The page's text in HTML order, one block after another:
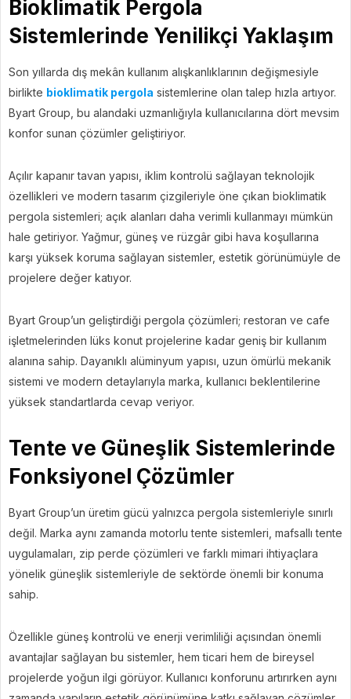
Bioklimatik Pergola
Sistemlerinde Yenilikçi Yaklaşım
Son yıllarda dış mekân kullanım alışkanlıklarının değişmesiyle
birlikte bioklimatik pergola sistemlerine olan talep hızla artıyor.
Byart Group, bu alandaki uzmanlığıyla kullanıcılarına dört mevsim
konfor sunan çözümler geliştiriyor.
Açılır kapanır tavan yapısı, iklim kontrolü sağlayan teknolojik
özellikleri ve modern tasarım çizgileriyle öne çıkan bioklimatik
pergola sistemleri; açık alanları daha verimli kullanmayı mümkün
hale getiriyor. Yağmur, güneş ve rüzgâr gibi hava koşullarına
karşı yüksek koruma sağlayan sistemler, estetik görünümüyle de
projelere değer katıyor.
Byart Group’un geliştirdiği pergola çözümleri; restoran ve cafe
işletmelerinden lüks konut projelerine kadar geniş bir kullanım
alanına sahip. Dayanıklı alüminyum yapısı, uzun ömürlü mekanik
sistemi ve modern detaylarıyla marka, kullanıcı beklentilerine
yüksek standartlarda cevap veriyor.
Tente ve Güneşlik Sistemlerinde
Fonksiyonel Çözümler
Byart Group’un üretim gücü yalnızca pergola sistemleriyle sınırlı
değil. Marka aynı zamanda motorlu tente sistemleri, mafsallı tente
uygulamaları, zip perde çözümleri ve farklı mimari ihtiyaçlara
yönelik güneşlik sistemleriyle de sektörde önemli bir konuma
sahip.
Özellikle güneş kontrolü ve enerji verimliliği açısından önemli
avantajlar sağlayan bu sistemler, hem ticari hem de bireysel
projelerde yoğun ilgi görüyor. Kullanıcı konforunu artırırken aynı